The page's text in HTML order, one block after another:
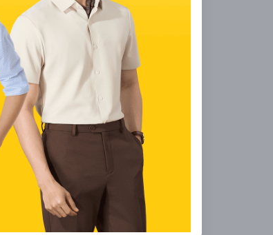
đỏ rượu vang đang
lực, sắc sảo, đúng tinh
nhọn là đã đủ nổi
giúp dáng người
cách tân kết hợp
cho du xuân, đi lễ đầu